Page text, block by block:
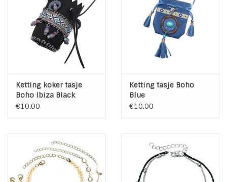
Ketting koker tasje
Boho Ibiza Black
€10,00
Ketting tasje Boho
Blue
€10,00